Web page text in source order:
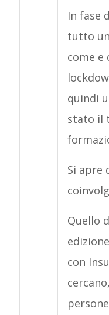
In fase
tutto
come e
quindi
stato il
Si apre
Quello
con